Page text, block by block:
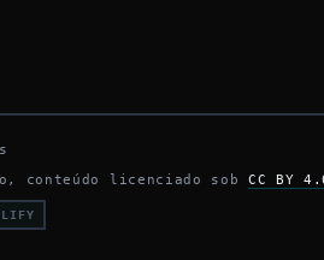
conteúdo licenciado sob CC BY